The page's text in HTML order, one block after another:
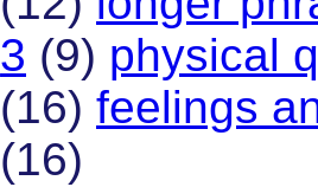
3 (9) physical
(16) feelings
(16)